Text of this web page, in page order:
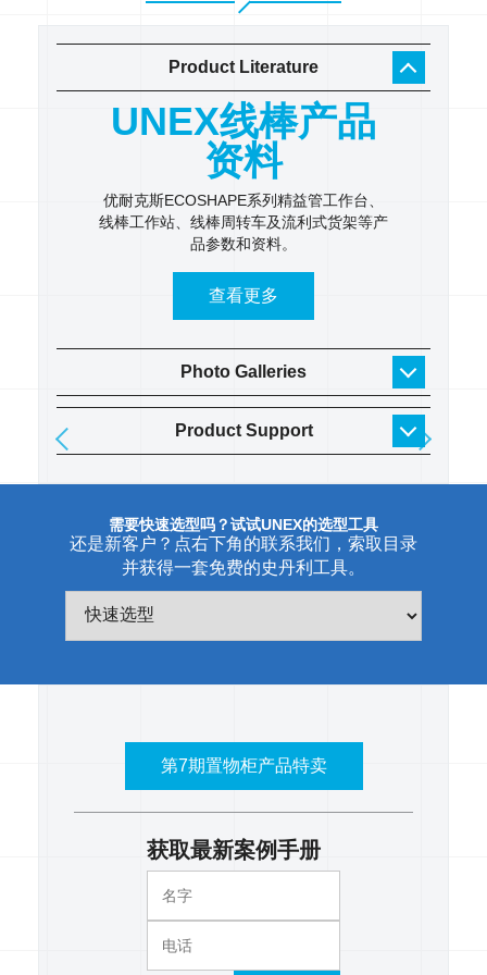
Product Literature
UNEX线棒产品
资料
优耐克斯ECOSHAPE系列精益管工作台、
线棒工作站、线棒周转车及流利式货架等产
品参数和资料。
查看更多
Photo Galleries
Product Support
需要快速选型吗？试试UNEX的选型工具
还是新客户？点右下角的联系我们，索取目录
并获得一套免费的史丹利工具。
第7期置物柜产品特卖
获取最新案例手册